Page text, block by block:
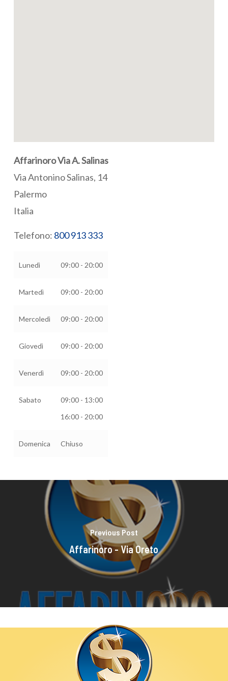
Affarinoro Via A. Salinas
Via Antonino Salinas, 14
Palermo
Italia
Telefono: 800 913 333
Lunedì 09:00 - 20:00
Martedì 09:00 - 20:00
Mercoledì 09:00 - 20:00
Giovedì 09:00 - 20:00
Venerdì 09:00 - 20:00
Sabato
09:00 - 13:00
16:00 - 20:00
Domenica Chiuso
Previous Post
Affarinoro - Via Oreto